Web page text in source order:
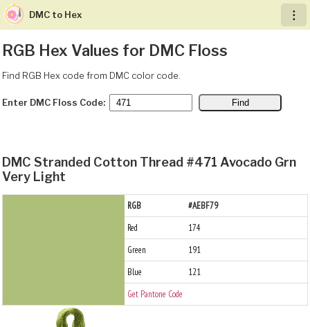
︙
DMC to Hex
RGB Hex Values for DMC Floss
Find RGB Hex code from DMC color code.
Enter DMC Floss Code:
DMC Stranded Cotton Thread #471 Avocado Grn
Very Light
RGB
#AEBF79
Red
174
Green
191
Blue
121
Get Pantone Code